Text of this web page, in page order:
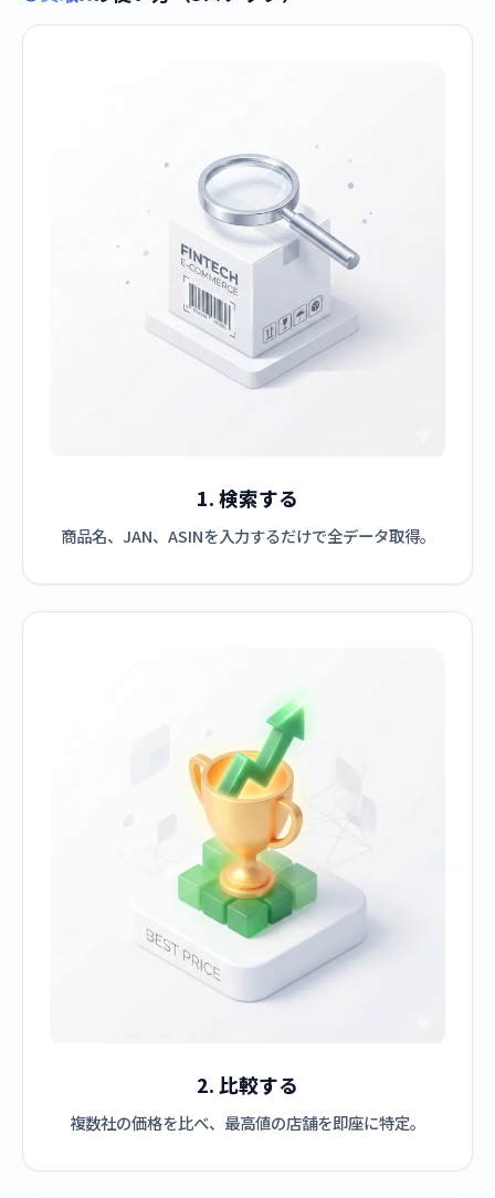
1. 検索する
商品名、JAN、ASINを入力するだけで全データ取得。
2. 比較する
複数社の価格を比べ、最高値の店舗を即座に特定。